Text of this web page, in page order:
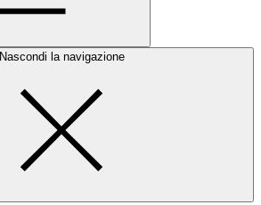
Nascondi la navigazione